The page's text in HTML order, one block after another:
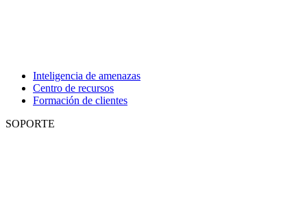
Inteligencia de amenazas
Centro de recursos
Formación de clientes
SOPORTE